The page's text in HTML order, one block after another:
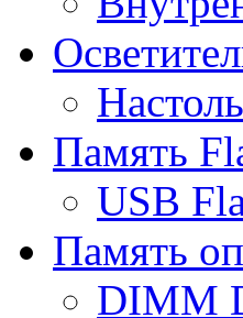
Память
USB
Память
DIMM